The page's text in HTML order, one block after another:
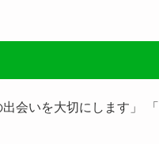
出会いを大切にします」